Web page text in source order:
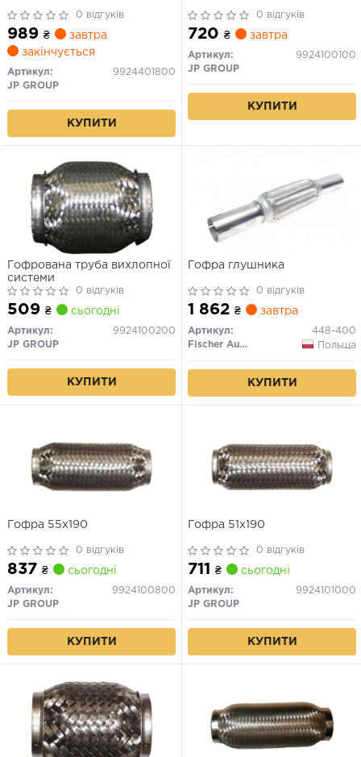
0 відгуків
989 ₴
завтра
закінчується
Артикул:
9924401800
JP GROUP
КУПИТИ
0 відгуків
720 ₴ завтра
Артикул:
9924100100
JP GROUP
КУПИТИ
Гофрована труба вихлопної
системи
0 відгуків
509 ₴ сьогодні
Артикул:
9924100200
JP GROUP
КУПИТИ
Гофра глушника
0 відгуків
1 862 ₴ завтра
Артикул:
448-400
Fischer Automotive One (FA1)
Польща
КУПИТИ
Гофра 55x190
0 відгуків
837 ₴ сьогодні
Артикул:
9924100800
JP GROUP
КУПИТИ
Гофра 51x190
0 відгуків
711 ₴ сьогодні
Артикул:
9924101000
JP GROUP
КУПИТИ